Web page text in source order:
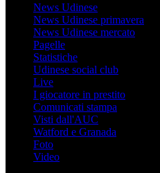
News Udinese
News Udinese primavera
News Udinese mercato
Pagelle
Statistiche
Udinese social club
Live
I giocatore in prestito
Comunicati stampa
Visti dall'AUC
Watford e Granada
Foto
Video